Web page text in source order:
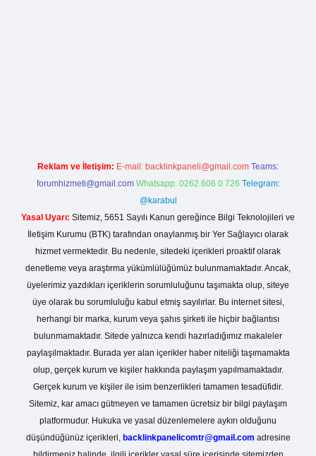
Reklam ve İletişim: E-mail: backlinkpaneli@gmail.com Teams:
forumhizmeti@gmail.com Whatsapp: 0262 606 0 726 Telegram:
@karabul
Yasal Uyarı: Sitemiz, 5651 Sayılı Kanun gereğince Bilgi Teknolojileri ve
İletişim Kurumu (BTK) tarafından onaylanmış bir Yer Sağlayıcı olarak
hizmet vermektedir. Bu nedenle, sitedeki içerikleri proaktif olarak
denetleme veya araştırma yükümlülüğümüz bulunmamaktadır. Ancak,
üyelerimiz yazdıkları içeriklerin sorumluluğunu taşımakta olup, siteye
üye olarak bu sorumluluğu kabul etmiş sayılırlar. Bu internet sitesi,
herhangi bir marka, kurum veya şahıs şirketi ile hiçbir bağlantısı
bulunmamaktadır. Sitede yalnızca kendi hazırladığımız makaleler
paylaşılmaktadır. Burada yer alan içerikler haber niteliği taşımamakta
olup, gerçek kurum ve kişiler hakkında paylaşım yapılmamaktadır.
Gerçek kurum ve kişiler ile isim benzerlikleri tamamen tesadüfidir.
Sitemiz, kar amacı gütmeyen ve tamamen ücretsiz bir bilgi paylaşım
platformudur. Hukuka ve yasal düzenlemelere aykırı olduğunu
düşündüğünüz içerikleri, backlinkpanelicomtr@gmail.com adresine